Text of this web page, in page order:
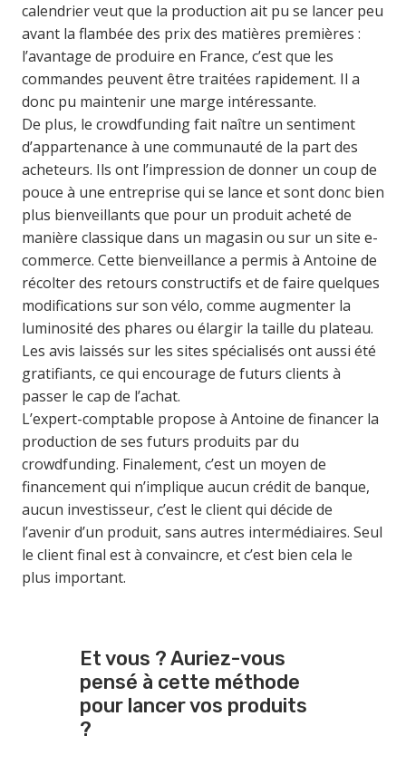
calendrier veut que la production ait pu se lancer peu
avant la flambée des prix des matières premières :
l’avantage de produire en France, c’est que les
commandes peuvent être traitées rapidement. Il a
donc pu maintenir une marge intéressante.
De plus, le crowdfunding fait naître un sentiment
d’appartenance à une communauté de la part des
acheteurs. Ils ont l’impression de donner un coup de
pouce à une entreprise qui se lance et sont donc bien
plus bienveillants que pour un produit acheté de
manière classique dans un magasin ou sur un site e-
commerce. Cette bienveillance a permis à Antoine de
récolter des retours constructifs et de faire quelques
modifications sur son vélo, comme augmenter la
luminosité des phares ou élargir la taille du plateau.
Les avis laissés sur les sites spécialisés ont aussi été
gratifiants, ce qui encourage de futurs clients à
passer le cap de l’achat.
L’expert-comptable propose à Antoine de financer la
production de ses futurs produits par du
crowdfunding. Finalement, c’est un moyen de
financement qui n’implique aucun crédit de banque,
aucun investisseur, c’est le client qui décide de
l’avenir d’un produit, sans autres intermédiaires. Seul
le client final est à convaincre, et c’est bien cela le
plus important.
Et vous ? Auriez-vous
pensé à cette méthode
pour lancer vos produits
?